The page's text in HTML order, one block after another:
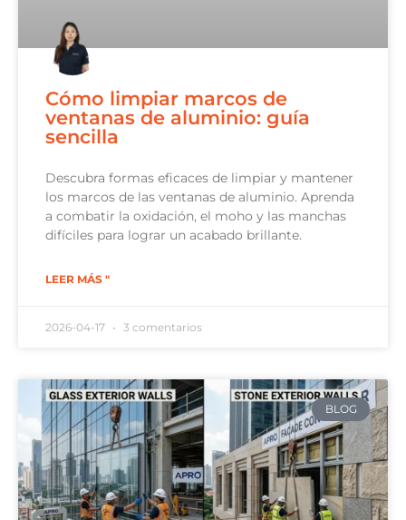
Cómo limpiar marcos de
ventanas de aluminio: guía
sencilla
Descubra formas eficaces de limpiar y mantener
los marcos de las ventanas de aluminio. Aprenda
a combatir la oxidación, el moho y las manchas
difíciles para lograr un acabado brillante.
LEER MÁS "
2026-04-17 3 comentarios
BLOG